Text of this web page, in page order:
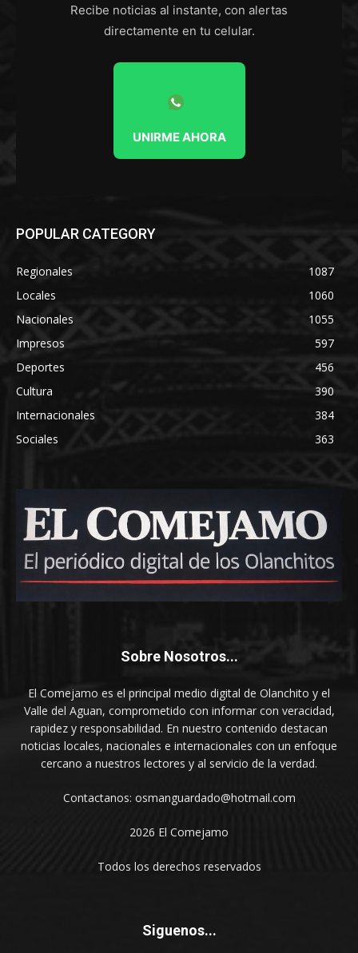
Recibe noticias al instante, con alertas
directamente en tu celular.
UNIRME AHORA
POPULAR CATEGORY
Regionales
1087
Locales
1060
Nacionales
1055
Impresos
597
Deportes
456
Cultura
390
Internacionales
384
Sociales
363
Sobre Nosotros...
El Comejamo es el principal medio digital de Olanchito y el
Valle del Aguan, comprometido con informar con veracidad,
rapidez y responsabilidad. En nuestro contenido destacan
noticias locales, nacionales e internacionales con un enfoque
cercano a nuestros lectores y al servicio de la verdad.
Contactanos: osmanguardado@hotmail.com
2026 El Comejamo
Todos los derechos reservados
Siguenos...